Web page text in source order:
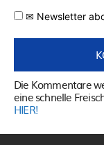
✉ Newsletter
Die Kommentare
eine schnelle
HIER!